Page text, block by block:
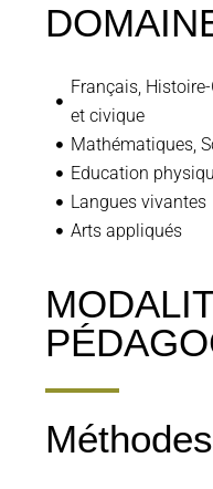
Français,
et civique
Mathématiques,
Education
Langues vivantes
Arts appliqués